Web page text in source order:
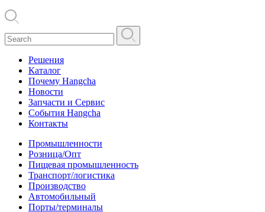
Решения
Каталог
Почему Hangcha
Новости
Запчасти и Сервис
События Hangcha
Контакты
Промышленности
Розница/Опт
Пищевая промышленность
Транспорт/логистика
Производство
Автомобильный
Порты/терминалы